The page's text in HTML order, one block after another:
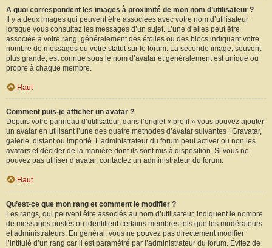
A quoi correspondent les images à proximité de mon nom d’utilisateur ?
Il y a deux images qui peuvent être associées avec votre nom d’utilisateur
lorsque vous consultez les messages d’un sujet. L’une d’elles peut être
associée à votre rang, généralement des étoiles ou des blocs indiquant votre
nombre de messages ou votre statut sur le forum. La seconde image, souvent
plus grande, est connue sous le nom d’avatar et généralement est unique ou
propre à chaque membre.
Haut
Comment puis-je afficher un avatar ?
Depuis votre panneau d’utilisateur, dans l’onglet « profil » vous pouvez ajouter
un avatar en utilisant l’une des quatre méthodes d’avatar suivantes : Gravatar,
galerie, distant ou importé. L’administrateur du forum peut activer ou non les
avatars et décider de la manière dont ils sont mis à disposition. Si vous ne
pouvez pas utiliser d’avatar, contactez un administrateur du forum.
Haut
Qu’est-ce que mon rang et comment le modifier ?
Les rangs, qui peuvent être associés au nom d’utilisateur, indiquent le nombre
de messages postés ou identifient certains membres tels que les modérateurs
et administrateurs. En général, vous ne pouvez pas directement modifier
l’intitulé d’un rang car il est paramétré par l’administrateur du forum. Évitez de